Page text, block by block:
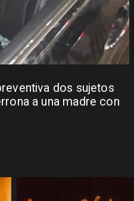
dos sujetos
a una madre con